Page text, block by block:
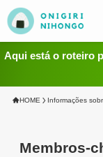
Aqui está o roteiro
HOME Informações
Membros-